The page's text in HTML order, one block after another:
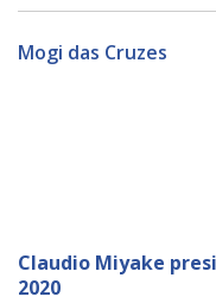
Mogi das Cruzes
Claudio Miyake
2020